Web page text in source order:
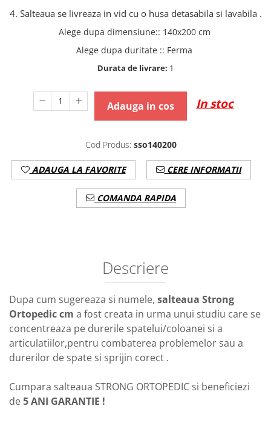
4. Salteaua se livreaza in vid cu o husa detasabila si lavabila .
Alege dupa dimensiune:: 140x200 cm
Alege dupa duritate :: Ferma
Durata de livrare: 1
Adauga in cos In stoc
Cod Produs: sso140200
ADAUGA LA FAVORITE CERE INFORMATII
COMANDA RAPIDA
Descriere
Dupa cum sugereaza si numele, salteaua Strong
Ortopedic cm a fost creata in urma unui studiu care se
concentreaza pe durerile spatelui/coloanei si a
articulatiilor,pentru combaterea problemelor sau a
durerilor de spate si sprijin corect .
Cumpara salteaua STRONG ORTOPEDIC si beneficiezi
de5 ANI GARANTIE !